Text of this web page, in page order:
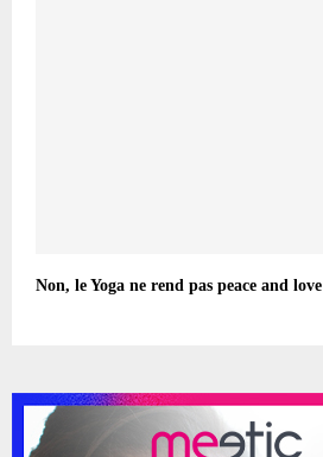
Non, le Yoga ne rend pas peace and love